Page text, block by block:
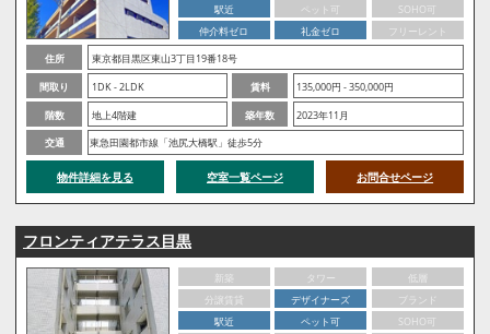
駅近
ペット可
SOHO可
仲介料ゼロ
礼金ゼロ
フリーレント
住所
東京都目黒区東山3丁目19番18号
間取り
1DK - 2LDK 賃料
135,000円 - 350,000円
階数
地上4階建 築年数
2023年11月
交通
東急田園都市線「池尻大橋駅」徒歩5分
物件詳細を見る 空室一覧ページ お問合せページ
フロンティアテラス目黒
新築 タワー
低層
分譲賃貸
デザイナーズ
ブランド
駅近
ペット可
SOHO可